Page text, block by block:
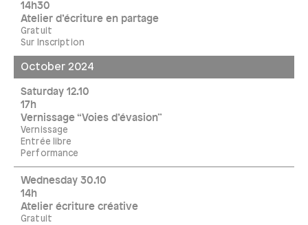
14h30
Atelier d’écriture en partage
Gratuit
Sur Inscription
October 2024
Saturday 12.10
17h
Vernissage “Voies d’évasion”
Vernissage
Entrée libre
Performance
Wednesday 30.10
14h
Atelier écriture créative
Gratuit